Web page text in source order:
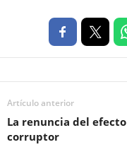
Artículo anterior
La renuncia del efecto
corruptor